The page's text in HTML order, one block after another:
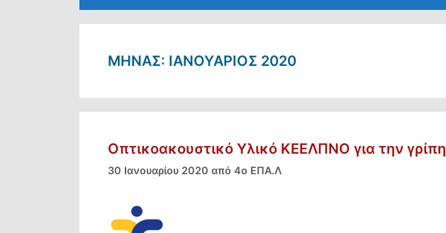
ΜΉΝΑΣ: ΙΑΝΟΥΆΡΙΟΣ 2020
Οπτικοακουστικό Υλικό ΚΕΕΛΠΝΟ για την γρίπη
30 Ιανουαρίου 2020 από 4ο ΕΠΑ.Λ